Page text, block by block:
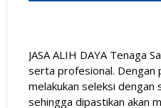
JASA ALIH DAYA Tenaga
serta profesional. Dengan
melakukan seleksi dengan
sehingga dipastikan akan